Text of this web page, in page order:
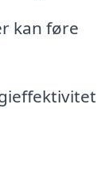
kan føre